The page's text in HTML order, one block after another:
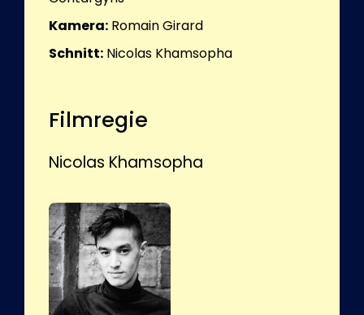
Kamera: Romain Girard
Schnitt: Nicolas Khamsopha
Filmregie
Nicolas Khamsopha